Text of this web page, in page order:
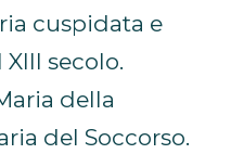
cuspidata e
secolo.
della
del Soccorso.